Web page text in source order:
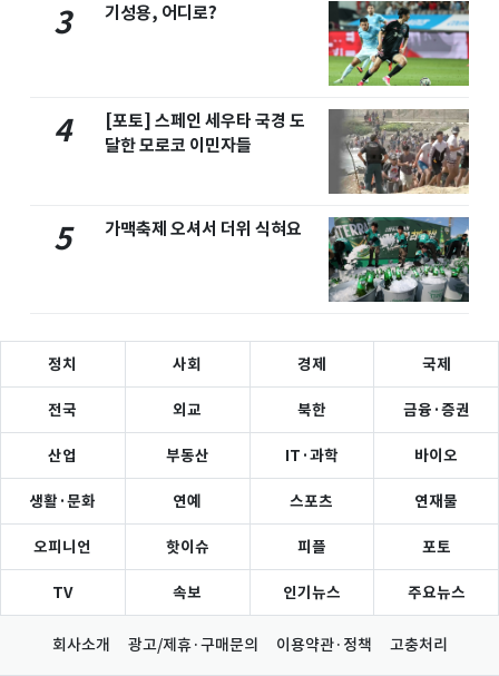
3 기성용, 어디로?
4
[포토] 스페인 세우타 국경 도
달한 모로코 이민자들
5 가맥축제 오셔서 더위 식혀요
정치 사회 경제 국제
전국 외교 북한 금융·증권
산업 부동산 IT·과학 바이오
생활·문화 연예 스포츠 연재물
오피니언 핫이슈 피플 포토
TV 속보 인기뉴스 주요뉴스
회사소개 광고/제휴·구매문의 이용약관·정책 고충처리